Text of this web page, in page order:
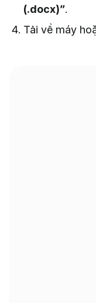
(.docx)”.
Tải về máy